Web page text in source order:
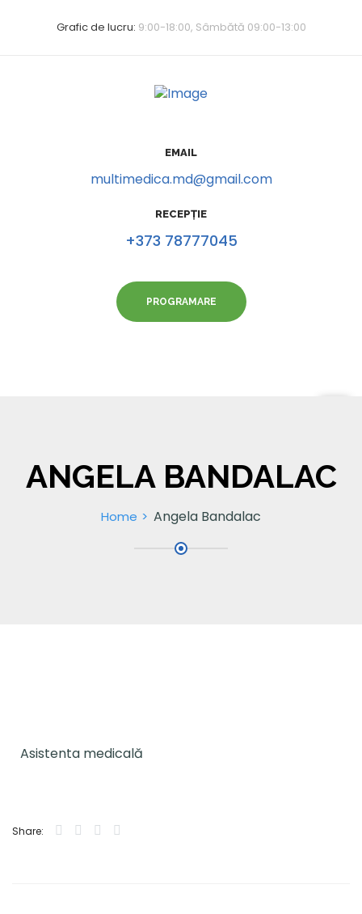
Grafic de lucru: 9:00-18:00, Sâmbătă 09:00-13:00
EMAIL
multimedica.md@gmail.com
RECEPȚIE
+373 78777045
PROGRAMARE
ANGELA BANDALAC
Home Angela Bandalac
Asistenta medicală
Share: